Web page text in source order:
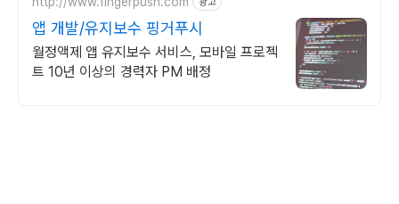
앱 개발/유지보수 핑거푸시
월정액제 앱 유지보수 서비스, 모바일 프로젝
트 10년 이상의 경력자 PM 배정